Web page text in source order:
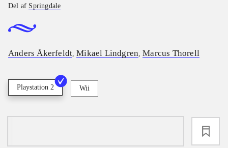
Del af Springdale
Anders Åkerfeldt ,Mikael Lindgren ,Marcus Thorell
Playstation 2 Wii